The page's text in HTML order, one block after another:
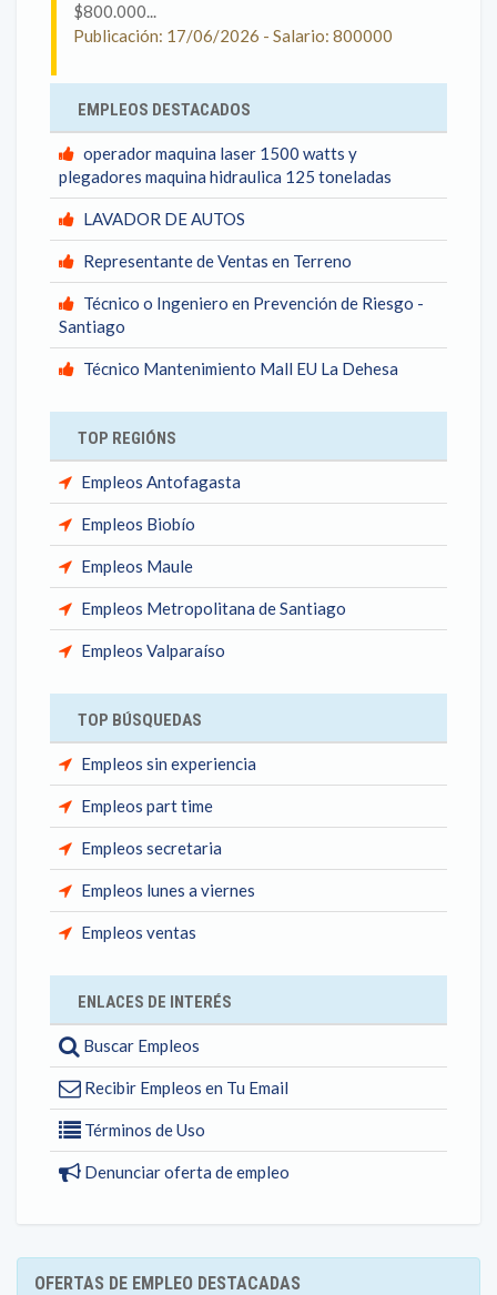
$800.000...
Publicación: 17/06/2026 - Salario: 800000
EMPLEOS DESTACADOS
operador maquina laser 1500 watts y
plegadores maquina hidraulica 125 toneladas
LAVADOR DE AUTOS
Representante de Ventas en Terreno
Técnico o Ingeniero en Prevención de Riesgo -
Santiago
Técnico Mantenimiento Mall EU La Dehesa
TOP REGIÓNS
Empleos Antofagasta
Empleos Biobío
Empleos Maule
Empleos Metropolitana de Santiago
Empleos Valparaíso
TOP BÚSQUEDAS
Empleos sin experiencia
Empleos part time
Empleos secretaria
Empleos lunes a viernes
Empleos ventas
ENLACES DE INTERÉS
Buscar Empleos
Recibir Empleos en Tu Email
Términos de Uso
Denunciar oferta de empleo
OFERTAS DE EMPLEO DESTACADAS